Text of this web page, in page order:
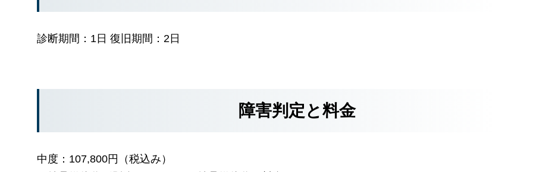
診断期間：1日 復旧期間：2日
障害判定と料金
中度：107,800円（税込み）